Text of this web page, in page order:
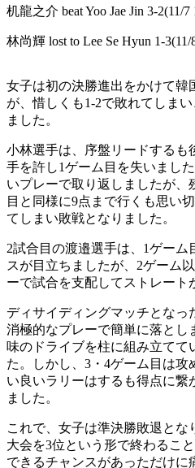
机龍之介 beat Yoo Jae Jin 3-2(11/7
林尚輝 lost to Lee Se Hyun 1-3(11/
女子は初の決勝進出をかけて韓
が、惜しくも1-2で敗れてしま
ました。
小林選手は、序盤リードするも
手を許し1ゲーム目を失いまし
いプレーで取り返しましたが、
目と同様に9点まで行くも思い
てしまい敗戦となりました。
2試合目の渡邉選手は、1ゲーム
スが目立ちましたが、2ゲーム
ーで試合を支配してストレート
ディサイディングマッチとなっ
消極的なプレーで簡単に落とし
味のドライブを柱に組み立てて
た。しかし、3・4ゲーム目は攻
い良いラリーはするも得点に繋
ました。
これで、女子は準決勝敗退とな
大会を3位という形で終わるこ
できるチャンスがあっただけに